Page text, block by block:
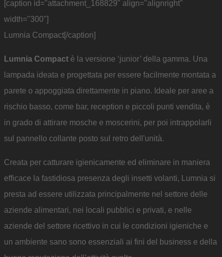
[caption id="attachment_168829" align="alignright"
width="300"]
Lumnia Compact[/caption]
Lumnia Compact è la versione ‘junior’ della gamma. Una
lampada ideata e progettata per essere facilmente montata a
parete o appoggiata direttamente in piano. Ideale per aree a
rischio basso, come bar, reception e piccoli punti vendita, è
in grado di attirare mosche e moscerini, per poi intrappolarli
sul pannello collante posto sul retro dell'unità.
Creata per catturare igienicamente ed eliminare in maniera
efficace la fastidiosa presenza degli insetti volanti, Lumnia si
presta ad essere utilizzata principalmente nel settore delle
aziende alimentari, nei locali pubblici e privati, e nelle
aziende del settore ricettivo in cui le condizioni igieniche e
un ambiente sano sono essenziali ai fini del business e della